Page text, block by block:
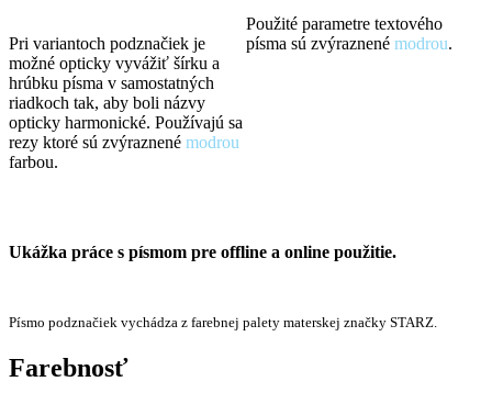
Pri variantoch podznačiek je
možné opticky vyvážiť šírku a
hrúbku písma v samostatných
riadkoch tak, aby boli názvy
opticky harmonické. Používajú sa
rezy ktoré sú zvýraznené modrou
farbou.
Použité parametre textového
písma sú zvýraznené modrou.
Ukážka práce s písmom pre offline a online použitie.
Písmo podznačiek vychádza z farebnej palety materskej značky STARZ.
Farebnosť